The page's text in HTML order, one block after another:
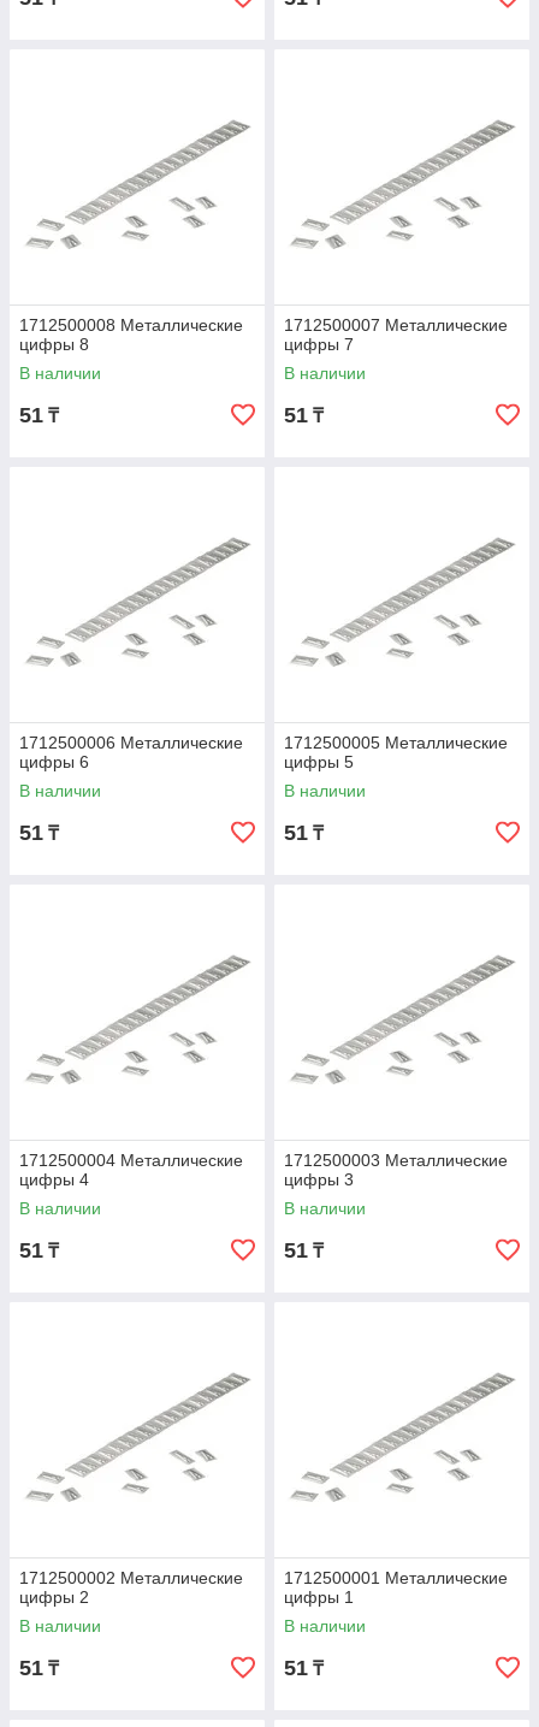
1712500008 Металлические
цифры 8
В наличии
51 ₸
1712500007 Металлические
цифры 7
В наличии
51 ₸
1712500006 Металлические
цифры 6
В наличии
51 ₸
1712500005 Металлические
цифры 5
В наличии
51 ₸
1712500004 Металлические
цифры 4
В наличии
51 ₸
1712500003 Металлические
цифры 3
В наличии
51 ₸
1712500002 Металлические
цифры 2
В наличии
51 ₸
1712500001 Металлические
цифры 1
В наличии
51 ₸